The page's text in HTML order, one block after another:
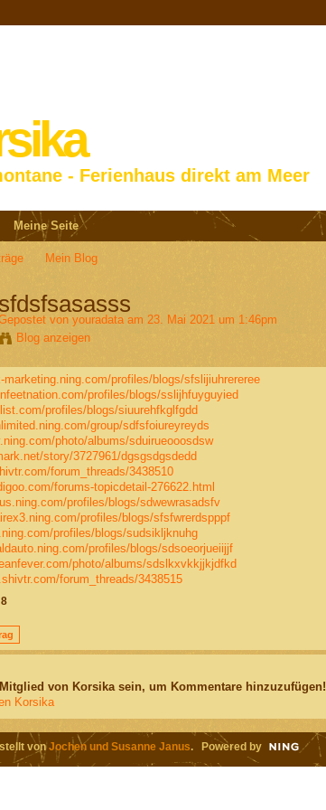
- Ferienhaus direkt am Meer
Meine Seite
Mein Blog
sfdsfsasasss
von youradataam 23. Mai 2021 um 1:46pm
Blog anzeigen
marketing.ning.com/profiles/blogs/sfslijiuhrereree
profiles/blogs/sslijhfuyguyied
profiles/blogs/siuurehfkglfgdd
group/sdfsfoiureyreyds
photo/albums/sduirueooosdsw
story/3727961/dgsgsdgsdedd
forum_threads/3438510
forums-topicdetail-276622.html
profiles/blogs/sdwewrasadsfv
profiles/blogs/sfsfwrerdspppf
profiles/blogs/sudsikljknuhg
profiles/blogs/sdsoeorjueiijjf
photo/albums/sdslkxvkkjjkjdfkd
forum_threads/3438515
8
von Korsika sein, um Kommentare hinzuzufügen!
Korsika
vonJochen und Susanne Janus. Powered by